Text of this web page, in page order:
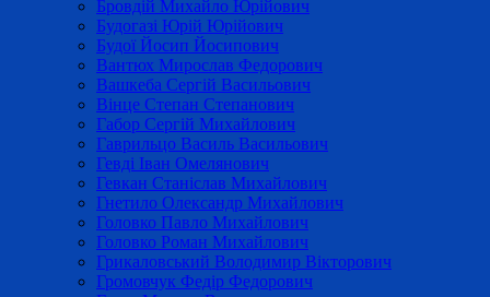
Бровдій Михайло Юрійович
Будогазі Юрій Юрійович
Будої Йосип Йосипович
Вантюх Мирослав Федорович
Вашкеба Сергій Васильович
Вінце Степан Степанович
Габор Сергій Михайлович
Гаврильцо Василь Васильович
Гевді Іван Омелянович
Гевкан Станіслав Михайлович
Гнетило Олександр Михайлович
Головко Павло Михайлович
Головко Роман Михайлович
Грикаловський Володимир Вікторович
Громовчук Федір Федорович